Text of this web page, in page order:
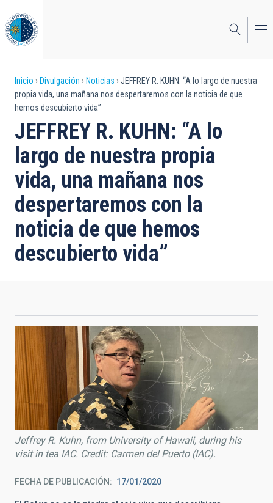
al
contenido
principal
Sobrescribir
enlaces
de
ayuda
a
la
navegación
Inicio Divulgación Noticias
JEFFREY R. KUHN: “A lo largo de nuestra
propia vida, una mañana nos despertaremos con la noticia de que
hemos descubierto vida”
JEFFREY R. KUHN: “A lo
largo de nuestra propia
vida, una mañana nos
despertaremos con la
noticia de que hemos
descubierto vida”
Jeffrey R. Kuhn, from University of Hawaii, during his
visit in tea IAC. Credit: Carmen del Puerto (IAC).
FECHA DE PUBLICACIÓN 17/01/2020